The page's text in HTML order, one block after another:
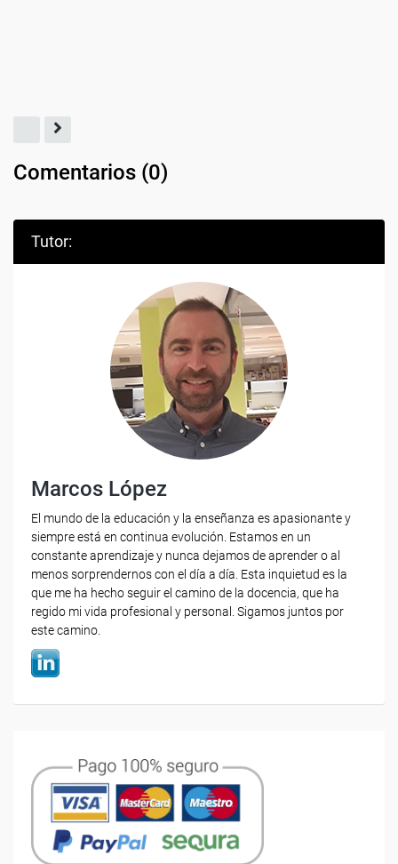
Comentarios (0)
Tutor:
Marcos López
El mundo de la educación y la enseñanza es apasionante y
siempre está en continua evolución. Estamos en un
constante aprendizaje y nunca dejamos de aprender o al
menos sorprendernos con el día a día. Esta inquietud es la
que me ha hecho seguir el camino de la docencia, que ha
regido mi vida profesional y personal. Sigamos juntos por
este camino.